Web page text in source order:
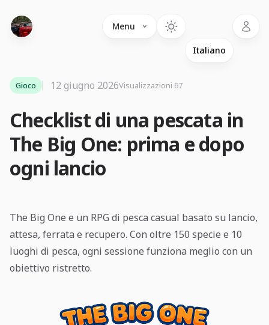
Menu
Checklist di una pescata in
The Big One: prima e dopo
ogni lancio
Gioco 12 giugno 2026Visualizzazioni 67
The Big One e un RPG di pesca casual basato su lancio,
attesa, ferrata e recupero. Con oltre 150 specie e 10
luoghi di pesca, ogni sessione funziona meglio con un
obiettivo ristretto.